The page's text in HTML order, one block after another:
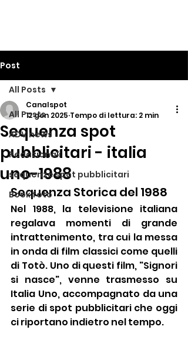
Post
All Posts
ADV news
Redazionali
sequenze spot pubblicitari
Book foto
All Posts
Sequenza spot
pubblicitari - italia
uno-1988
Canalspot
12 gen 2025 Tempo di lettura: 2 min
Sequenza Storica del 1988
Nel 1988, la televisione italiana
regalava momenti di grande
intrattenimento, tra cui la messa
in onda di film classici come quelli
di Totò. Uno di questi film, "Signori
si nasce", venne trasmesso su
Italia Uno, accompagnato da una
serie di spot pubblicitari che oggi
ci riportano indietro nel tempo.